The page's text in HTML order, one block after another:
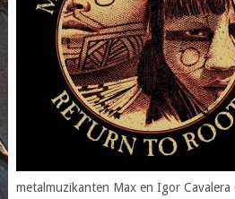
metalmuzikanten Max en Igor